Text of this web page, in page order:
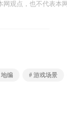
观点，也不代表本
地编 # 游戏场景